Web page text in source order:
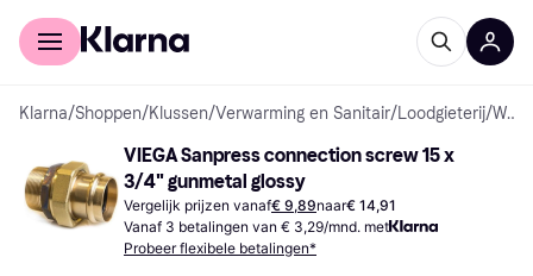
Voor shoppers
Klarna/Shoppen/Klussen/Verwarming en Sanitair/Loodgieterij/ Water
VIEGA Sanpress connection screw 15 x
3/4" gunmetal glossy
Vergelijk prijzen vanaf€ 9,89naar€ 14,91
Vanaf 3 betalingen van € 3,29/mnd. met
Probeer flexibele betalingen*